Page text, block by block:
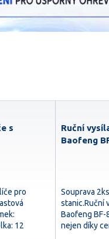
s
pro
12
Ruční
Baofeng
Souprava
stanic.Ruční
Baofeng BF-
nejen díky